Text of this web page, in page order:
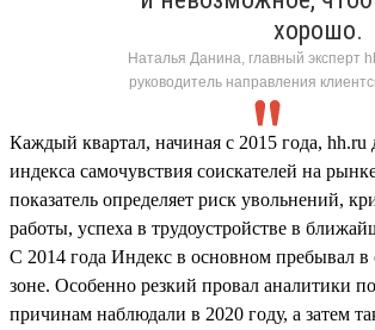
хорошо.
Наталья Данина, главный эксперт
руководитель направления
Каждый квартал, начиная с 2015 года, hh.ru
индекса самочувствия соискателей на
показатель определяет риск увольнений,
работы, успеха в трудоустройстве в
С 2014 года Индекс в основном пребывал в
зоне. Особенно резкий провал аналитики
причинам наблюдали в 2020 году, а затем